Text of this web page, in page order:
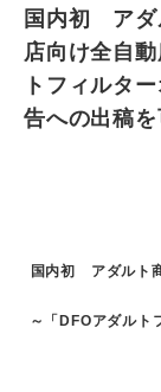
国内初 アダ
店向け全自
トフィルタ
告への出稿
国内初 アダルト
～「DFOアダルト